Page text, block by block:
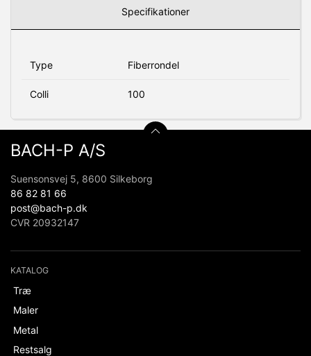
Specifikationer
Type Fiberrondel
Colli 100
BACH-P A/S
Suensonsvej 5, 8600 Silkeborg
86 82 81 66
post@bach-p.dk
CVR 20932147
KATALOG
Træ
Maler
Metal
Restsalg